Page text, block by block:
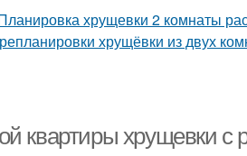
квартиры хрущевки